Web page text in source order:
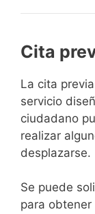
Cita
​​​​​​​​​​​​​​​​​​​​​​​​​​​​La cita
servicio
ciudadano
realizar
desplazarse.​
Se puede
para obtener